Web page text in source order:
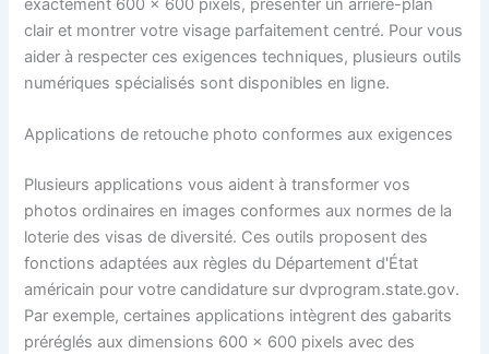
exactement 600 x 600 pixels, présenter un arrière-plan
clair et montrer votre visage parfaitement centré. Pour vous
aider à respecter ces exigences techniques, plusieurs outils
numériques spécialisés sont disponibles en ligne.
Applications de retouche photo conformes aux exigences
Plusieurs applications vous aident à transformer vos
photos ordinaires en images conformes aux normes de la
loterie des visas de diversité. Ces outils proposent des
fonctions adaptées aux règles du Département d'État
américain pour votre candidature sur dvprogram.state.gov.
Par exemple, certaines applications intègrent des gabarits
préréglés aux dimensions 600 x 600 pixels avec des